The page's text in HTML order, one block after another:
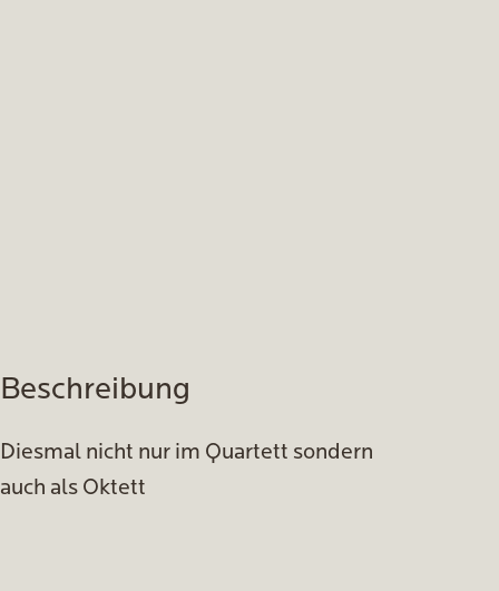
Beschreibung
Diesmal nicht nur im Quartett sondern
auch als Oktett